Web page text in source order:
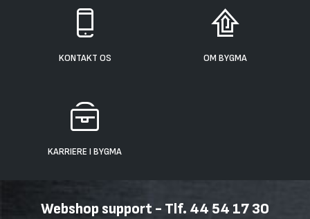
KONTAKT OS OM BYGMA
KARRIERE I BYGMA
Webshop support - Tlf. 44 54 17 30